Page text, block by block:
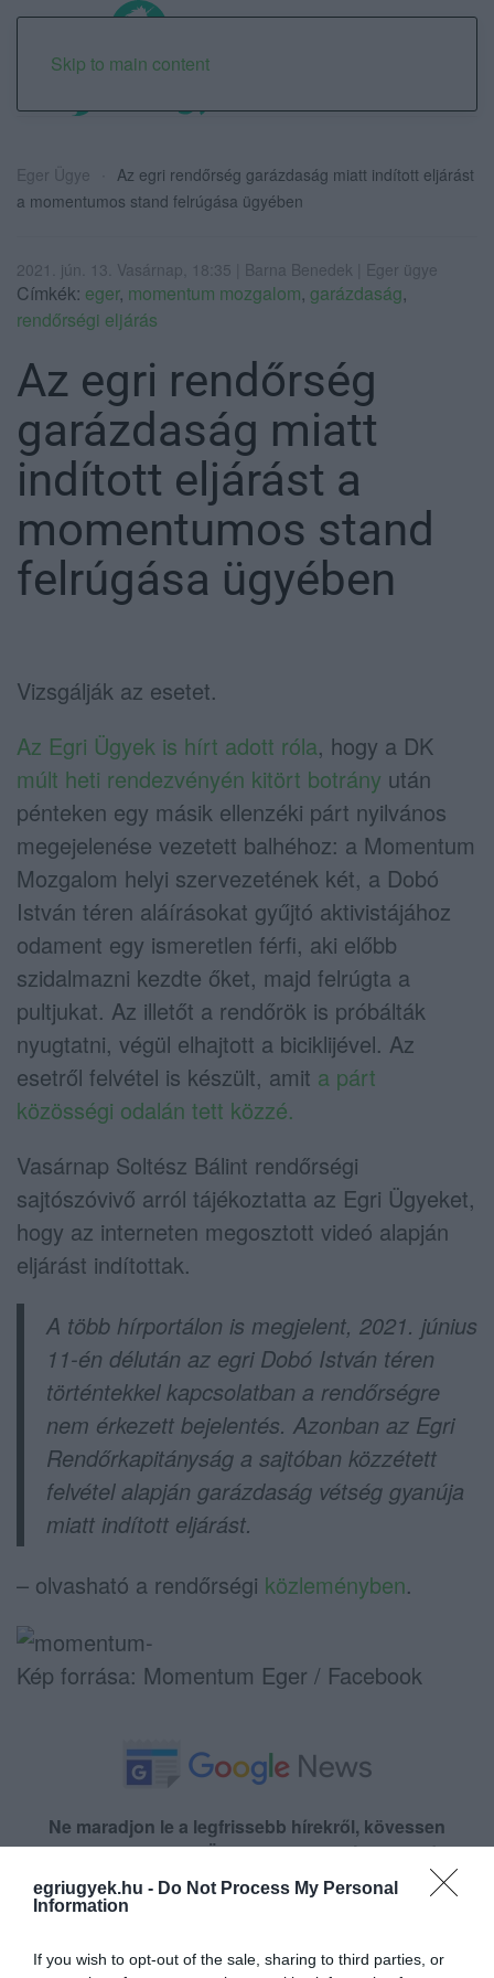
egriugyek.hu - Do Not Process My Personal
Information
If you wish to opt-out of the sale, sharing to third parties, or
Skip to main content
Eger Ügye
Az egri rendőrség garázdaság miatt indított eljárást
a momentumos stand felrúgása ügyében
2021. jún. 13. Vasárnap, 18:35 | Barna Benedek | Eger ügye
Címkék: eger, momentum mozgalom, garázdaság,
rendőrségi eljárás
Az egri rendőrség
garázdaság miatt
indított eljárást a
momentumos stand
felrúgása ügyében
Vizsgálják az esetet.
Az Egri Ügyek is hírt adott róla, hogy a DK
múlt heti rendezvényén kitört botrány után
pénteken egy másik ellenzéki párt nyilvános
megejelenése vezetett balhéhoz: a Momentum
Mozgalom helyi szervezetének két, a Dobó
István téren aláírásokat gyűjtó aktivistájához
odament egy ismeretlen férfi, aki előbb
szidalmazni kezdte őket, majd felrúgta a
pultjukat. Az illetőt a rendőrök is próbálták
nyugtatni, végül elhajtott a biciklijével. Az
esetről felvétel is készült, amit a párt
közösségi odalán tett közzé.
Vasárnap Soltész Bálint rendőrségi
sajtószóvivő arról tájékoztatta az Egri Ügyeket,
hogy az interneten megosztott videó alapján
eljárást indítottak.
A több hírportálon is megjelent, 2021. június
11-én délután az egri Dobó István téren
történtekkel kapcsolatban a rendőrségre
nem érkezett bejelentés. Azonban az Egri
Rendőrkapitányság a sajtóban közzétett
felvétel alapján garázdaság vétség gyanúja
miatt indított eljárást.
– olvasható a rendőrségi közleményben.
Kép forrása: Momentum Eger / Facebook
Ne maradjon le a legfrissebb hírekről, kövessen
bennünket az EGRI ÜGYEK Google Hírek oldalán!